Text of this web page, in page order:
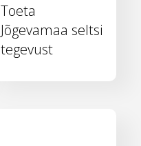
Toeta
Jõgevamaa seltsi
tegevust